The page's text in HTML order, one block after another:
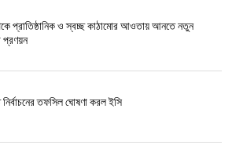
প্রাতিষ্ঠানিক ও স্বচ্ছ কাঠামোর আওতায় আনতে নতুন
প্রণয়ন
নির্বাচনের তফসিল ঘোষণা করল ইসি